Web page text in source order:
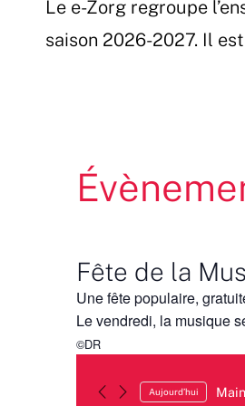
Le e-Zorg regroupe
saison 2026-2027. Il
Fête de la
Une fête populaire,
Le vendredi, la musique
©DR
Aujourd’hui